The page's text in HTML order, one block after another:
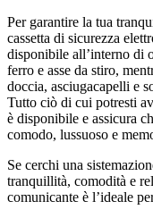
Per garantire la tua
cassetta di sicurezza
disponibile all’interno di
ferro e asse da stiro,
doccia, asciugacapelli e
Tutto ciò di cui potresti
è disponibile e assicura
comodo, lussuoso e
Se cerchi una
tranquillità, comodità e
comunicante è l’ideale